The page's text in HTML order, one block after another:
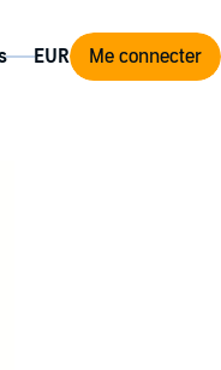
Me connecter